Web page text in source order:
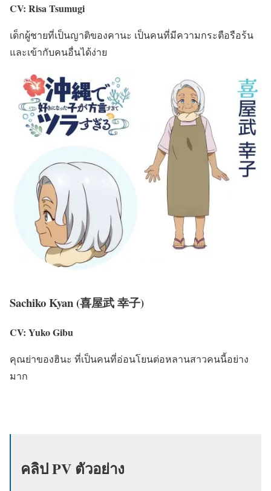
CV: Risa Tsumugi
เด็กผู้ชายที่เป็นญาติของคานะ เป็นคนที่มีความกระตือรือร้น
และเข้ากับคนอื่นได้ง่าย
Sachiko Kyan (喜屋武 幸子)
CV: Yuko Gibu
คุณย่าของฮินะ ที่เป็นคนที่อ่อนโยนต่อหลานสาวคนนี้อย่าง
มาก
คลิป PV ตัวอย่าง